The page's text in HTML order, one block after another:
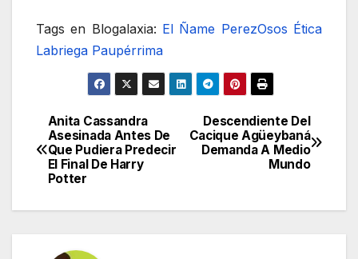
Tags en Blogalaxia: El Ñame PerezOsos Ética
Labriega Paupérrima
Navegación
de
Descendiente Del
Cacique Agüeybaná
Demanda A Medio
Mundo
Anita Cassandra
Asesinada Antes De
Que Pudiera Predecir
El Final De Harry
Potter